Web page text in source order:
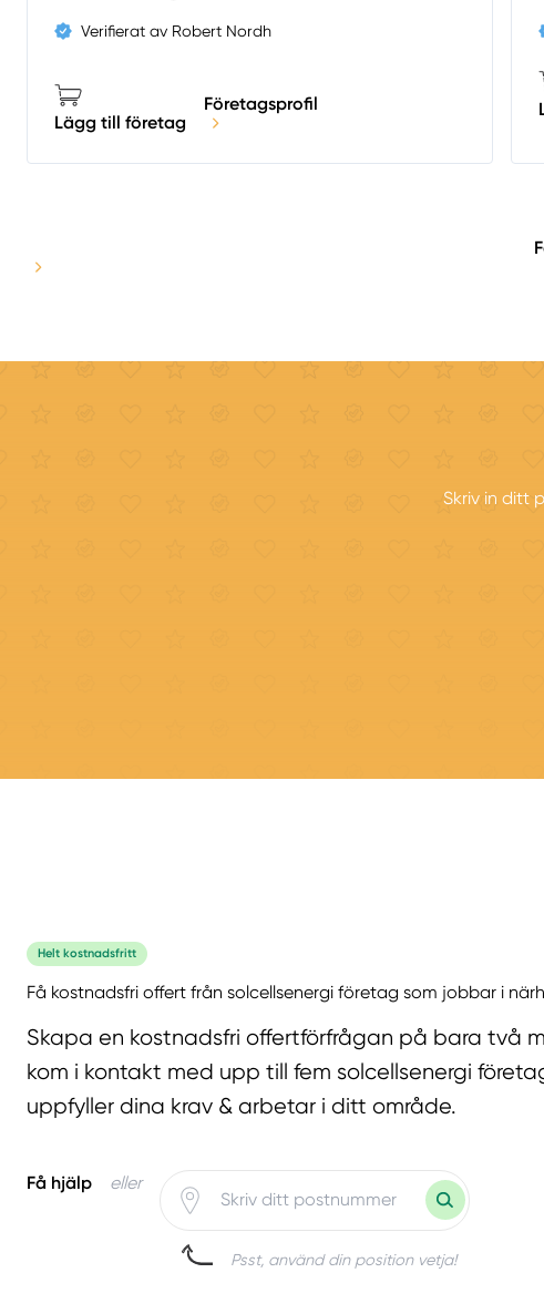
Verifierat av Robert Nordh
Lägg till företag
Företagsprofil
Skriv in ditt
Helt kostnadsfritt
Få kostnadsfri offert från solcellsenergi företag som jobbar i
Skapa en kostnadsfri offertförfrågan på bara två
kom i kontakt med upp till fem solcellsenergi
uppfyller dina krav & arbetar i ditt område.
Få hjälp eller
Psst, använd din position vetja!